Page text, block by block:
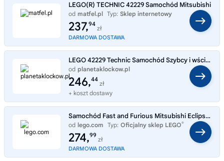
LEGO(R) TECHNIC 42229 Samochód Mitsubishi
od matfel.pl Typ: Sklep internetowy
237,94
zł
DARMOWA DOSTAWA
LEGO 42229 Technic Samochód Szybcy i wściekli: Mitsubishi Eclipse
od planetaklockow.pl
Typ: Sklep internetowy
246,44
zł
+ koszt dostawy
Samochód Fast and Furious Mitsubishi Eclipse 42229
od lego.com Typ: Oficjalny sklep LEGO®
274,99
zł
DARMOWA DOSTAWA